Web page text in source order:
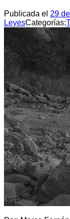
Publicada el 29
LeyesCategorías: